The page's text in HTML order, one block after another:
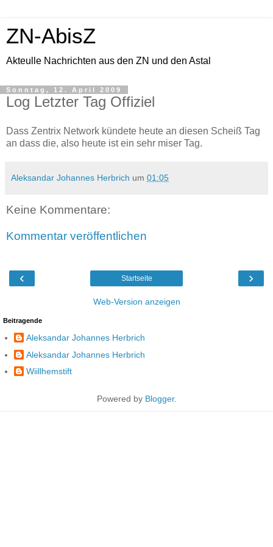
ZN-AbisZ
Akteulle Nachrichten aus den ZN und den Astal
Sonntag, 12. April 2009
Log Letzter Tag Offiziel
Dass Zentrix Network kündete heute an diesen Scheiß Tag
an dass die, also heute ist ein sehr miser Tag.
Aleksandar Johannes Herbrich um 01:05
Keine Kommentare:
Kommentar veröffentlichen
‹ ›
Startseite
Web-Version anzeigen
Beitragende
Aleksandar Johannes Herbrich
Aleksandar Johannes Herbrich
Wiillhemstift
Powered by Blogger.